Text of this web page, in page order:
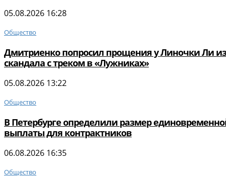
05.08.2026 16:28
Общество
Дмитриенко попросил прощения у Линочки Ли
скандала с треком в «Лужниках»
05.08.2026 13:22
Общество
В Петербурге определили размер
выплаты для контрактников
06.08.2026 16:35
Общество